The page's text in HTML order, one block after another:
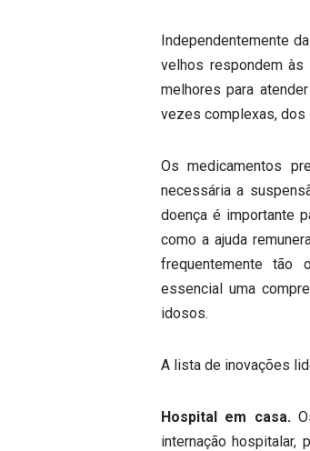
Independentemente
velhos respondem
melhores para
vezes complexas, dos
Os medicamentos
necessária a
doença é importante
como a ajuda
frequentemente tão
essencial uma
idosos.
A lista de inovações
Hospital em casa.
internação hospitalar,